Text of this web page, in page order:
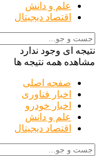
علم و دانش
اقتصاد دیجیتال
نتیجه ای وجود ندارد
مشاهده همه نتیجه ها
صفحه اصلی
اخبار فناوری
اخبار خودرو
علم و دانش
اقتصاد دیجیتال